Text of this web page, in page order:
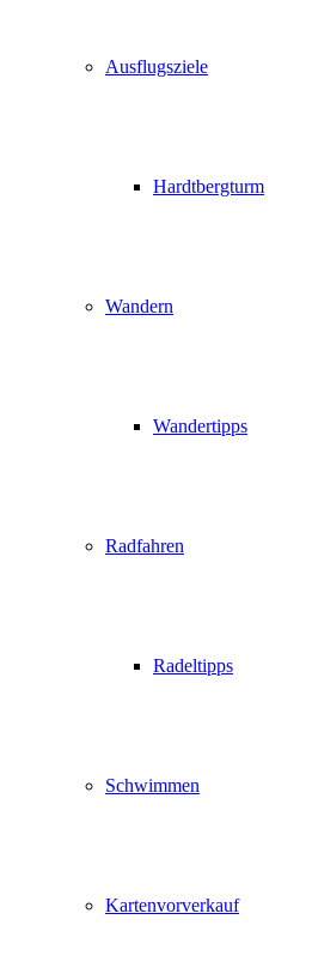
Ausflugsziele
Hardtbergturm
Wandern
Wandertipps
Radfahren
Radeltipps
Schwimmen
Kartenvorverkauf